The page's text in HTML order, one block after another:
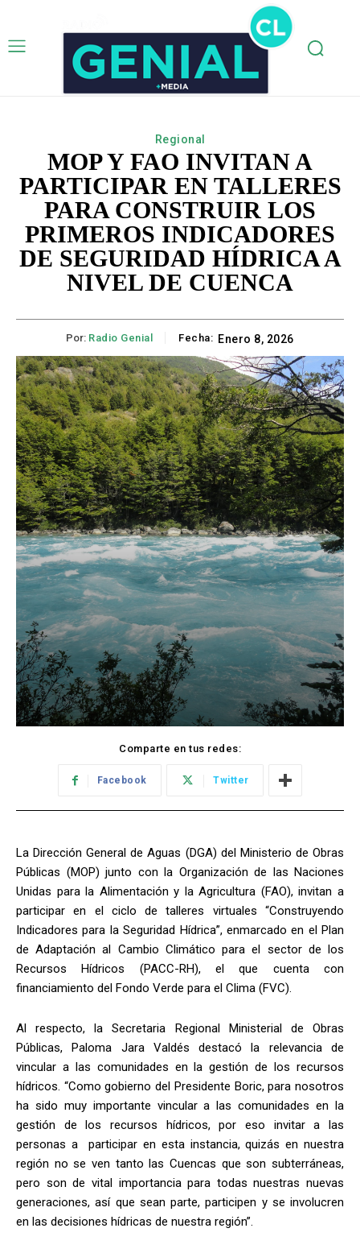
Regional
MOP Y FAO INVITAN A
PARTICIPAR EN TALLERES
PARA CONSTRUIR LOS
PRIMEROS INDICADORES
DE SEGURIDAD HÍDRICA A
NIVEL DE CUENCA
Por: Radio Genial Fecha: Enero 8, 2026
Comparte en tus redes:
Facebook Twitter
La Dirección General de Aguas (DGA) del Ministerio de Obras
Públicas (MOP) junto con la Organización de las Naciones
Unidas para la Alimentación y la Agricultura (FAO), invitan a
participar en el ciclo de talleres virtuales “Construyendo
Indicadores para la Seguridad Hídrica”, enmarcado en el Plan
de Adaptación al Cambio Climático para el sector de los
Recursos Hídricos (PACC-RH), el que cuenta con
financiamiento del Fondo Verde para el Clima (FVC).
Al respecto, la Secretaria Regional Ministerial de Obras
Públicas, Paloma Jara Valdés destacó la relevancia de
vincular a las comunidades en la gestión de los recursos
hídricos. “Como gobierno del Presidente Boric, para nosotros
ha sido muy importante vincular a las comunidades en la
gestión de los recursos hídricos, por eso invitar a las
personas a participar en esta instancia, quizás en nuestra
región no se ven tanto las Cuencas que son subterráneas,
pero son de vital importancia para todas nuestras nuevas
generaciones, así que sean parte, participen y se involucren
en las decisiones hídricas de nuestra región”.